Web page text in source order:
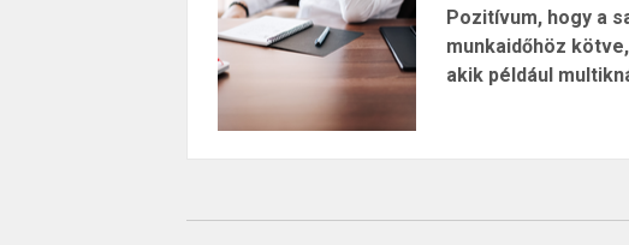
Pozitívum, hogy a
munkaidőhöz
akik például